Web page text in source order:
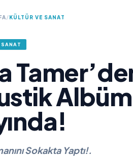
/KÜLTÜR VE SANAT
SANAT
Sokakta Yaptı!.